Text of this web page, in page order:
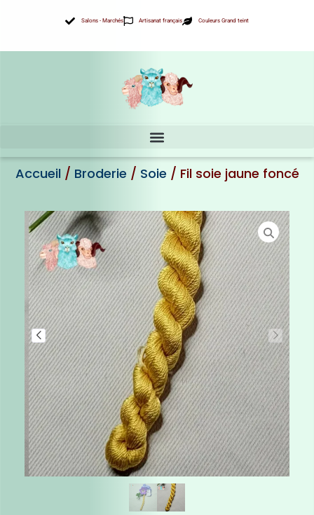
Salons - Marchés Artisanat français Couleurs Grand teint
Accueil / Broderie / Soie / Fil soie jaune foncé